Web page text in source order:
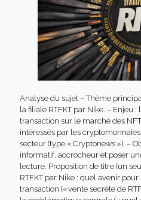
Analyse du sujet – Thème
la filiale RTFKT par Nike. – Enjeu
transaction sur le marché des
intéressés par les
secteur (type « Cryptonews »). –
informatif, accrocheur et poser
lecture. Proposition de titre (un
RTFKT par Nike : quel avenir
transaction (« vente secrète de